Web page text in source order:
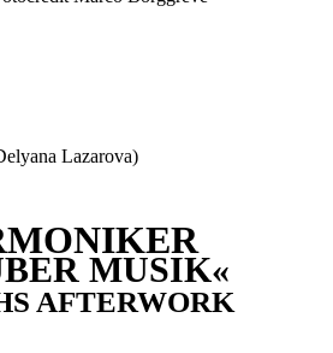
Lazarova)
MUSIK«
AFTERWORK